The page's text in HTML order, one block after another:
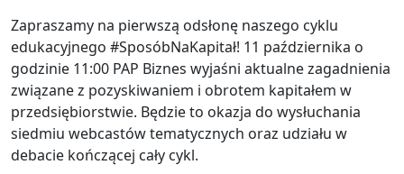
Zapraszamy na pierwszą odsłonę naszego cyklu
edukacyjnego #SposóbNaKapitał! 11 października o
godzinie 11:00 PAP Biznes wyjaśni aktualne zagadnienia
związane z pozyskiwaniem i obrotem kapitałem w
przedsiębiorstwie. Będzie to okazja do wysłuchania
siedmiu webcastów tematycznych oraz udziału w
debacie kończącej cały cykl.